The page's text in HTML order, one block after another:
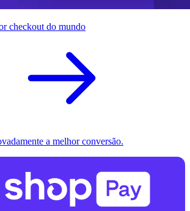
checkout do mundo
a melhor conversão.